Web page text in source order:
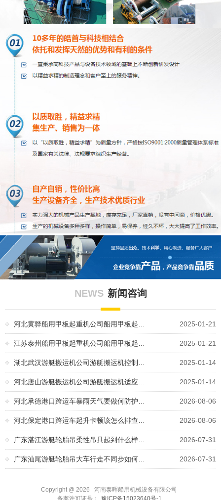
NEWS 新闻咨询
河北黄骅船用甲板起重机公司船用甲板起… 2025-01-21
江苏泰州船用甲板起重机公司船用甲板起… 2025-01-21
湖北武汉游艇搬运机公司游艇搬运机控制… 2025-01-14
河北唐山游艇搬运机公司游艇搬运机适应… 2025-01-14
河北承德港口跨运车暴雨天气要做何防护… 2026-08-06
河北保定港口跨运车起升卡顿该怎么排查… 2026-08-06
广东湛江游艇轮胎吊柔性吊具起到什么样… 2026-07-31
广东汕尾游艇轮胎吊大车行走不同步如何… 2026-07-31
Copyright @ 2026 河南泰晖船用机械设备有限公司
备案许可证号：
豫ICP备15023640号-1